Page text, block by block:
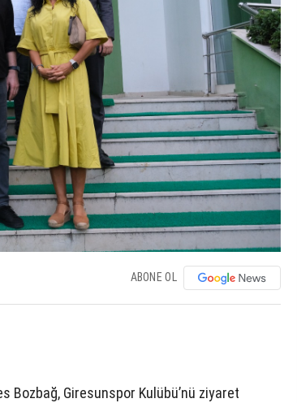
ABONE OL
Bozbağ, Giresunspor Kulübü’nü ziyaret